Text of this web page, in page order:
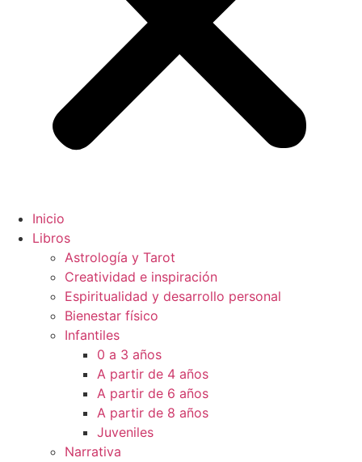
Inicio
Libros
Astrología y Tarot
Creatividad e inspiración
Espiritualidad y desarrollo personal
Bienestar físico
Infantiles
0 a 3 años
A partir de 4 años
A partir de 6 años
A partir de 8 años
Juveniles
Narrativa